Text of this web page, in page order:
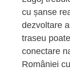
cu șanse
dezvoltare
traseu
conectare
României